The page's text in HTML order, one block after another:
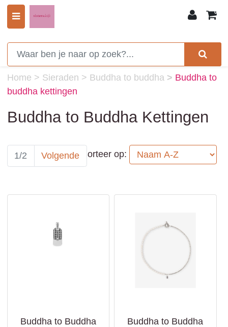
0
Home > Sieraden > Buddha to buddha > Buddha to
buddha kettingen
Buddha to Buddha Kettingen
Sorteer op:
1/2 Volgende
Buddha to Buddha
Buddha to Buddha